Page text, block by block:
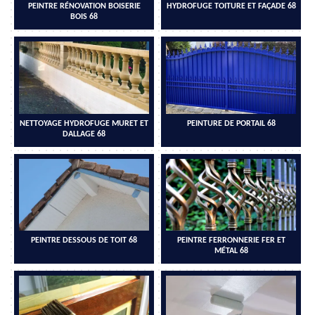
PEINTRE RÉNOVATION BOISERIE
BOIS 68
HYDROFUGE TOITURE ET FAÇADE 68
NETTOYAGE HYDROFUGE MURET ET
DALLAGE 68
PEINTURE DE PORTAIL 68
PEINTRE DESSOUS DE TOIT 68
PEINTRE FERRONNERIE FER ET
MÉTAL 68